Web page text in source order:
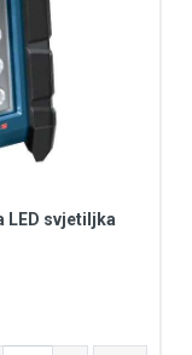
LED svjetiljka